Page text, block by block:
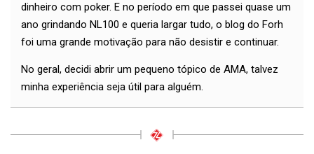
dinheiro com poker. E no período em que passei quase um
ano grindando NL100 e queria largar tudo, o blog do Forh
foi uma grande motivação para não desistir e continuar.
No geral, decidi abrir um pequeno tópico de AMA, talvez
minha experiência seja útil para alguém.